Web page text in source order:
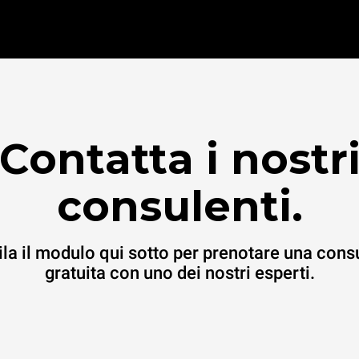
Contatta i nostri
consulenti.
il modulo qui sotto per prenotare una
gratuita con uno dei nostri esperti.